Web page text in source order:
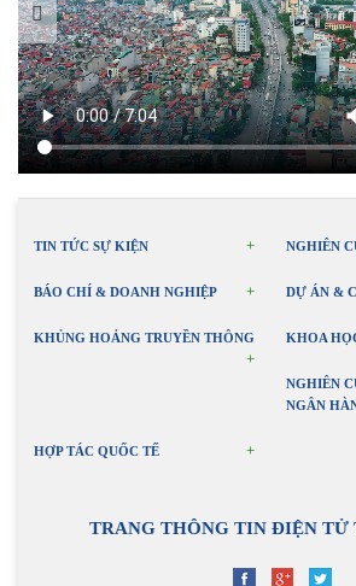
TIN TỨC SỰ KIỆN NGHIÊN
BÁO CHÍ & DOANH NGHIỆP DỰ ÁN &
KHỦNG HOẢNG TRUYỀN THÔNG KHOA
NGHIÊN
NGÂN
HỢP TÁC QUỐC TẾ
TRANG THÔNG TIN ĐIỆN TỬ